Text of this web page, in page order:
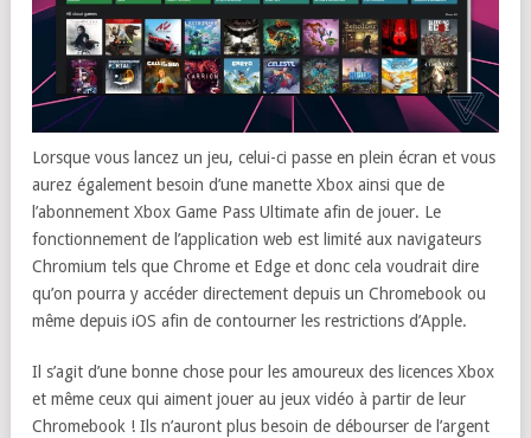
Lorsque vous lancez un jeu, celui-ci passe en plein écran et vous
aurez également besoin d’une manette Xbox ainsi que de
l’abonnement Xbox Game Pass Ultimate afin de jouer. Le
fonctionnement de l’application web est limité aux navigateurs
Chromium tels que Chrome et Edge et donc cela voudrait dire
qu’on pourra y accéder directement depuis un Chromebook ou
même depuis iOS afin de contourner les restrictions d’Apple.
Il s’agit d’une bonne chose pour les amoureux des licences Xbox
et même ceux qui aiment jouer au jeux vidéo à partir de leur
Chromebook ! Ils n’auront plus besoin de débourser de l’argent